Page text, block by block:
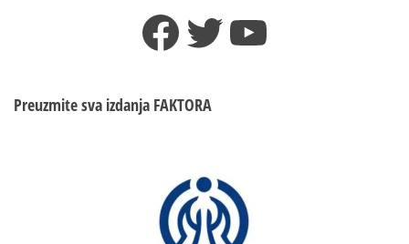
Facebook
TwitterYouTube
Preuzmite sva izdanja FAKTORA